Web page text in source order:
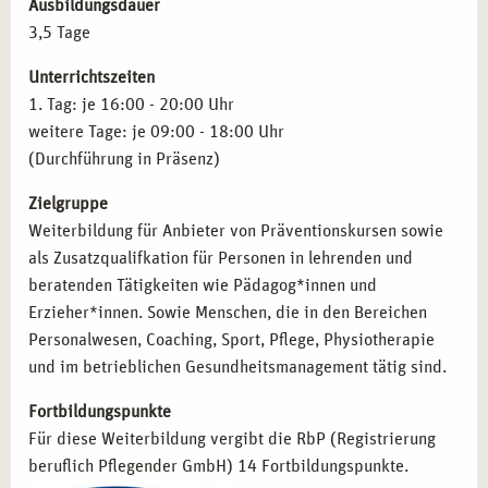
WER PROFITIERT AM MEISTEN VON DER
STUTTGART?
Die Weiterbildung richtet sich an Fachkräfte, die
integrieren oder eigenständig weitergeben möchten:
Lehrkräfte und Pädagog*innen, die
Stresspräventionsmaßnahmen im Bildungsbereich
anwenden möchten.
Coaches und Trainer*innen, die ihre Klient*innen
gezielt bei der Entwicklung effektiver
Fachkräfte im betrieblichen Gesundheitsmanagement
die Unternehmen bei der Implementierung von
Stresspräventionsprogrammen beraten möchten.
Ausbildungsdauer
3,5 Tage
Unterrichtszeiten
1. Tag: je 16:00 - 20:00 Uhr
weitere Tage: je 09:00 - 18:00 Uhr
(Durchführung in Präsenz)
Zielgruppe
Weiterbildung für Anbieter von Präventionskursen sowie
als Zusatzqualifkation für Personen in lehrenden und
beratenden Tätigkeiten wie Pädagog*innen und
Erzieher*innen. Sowie Menschen, die in den Bereichen
Personalwesen, Coaching, Sport, Pflege, Physiotherapie
und im betrieblichen Gesundheitsmanagement tätig sind.
Fortbildungspunkte
Für diese Weiterbildung vergibt die RbP (Registrierung
beruflich Pflegender GmbH) 14 Fortbildungspunkte.